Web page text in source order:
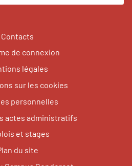
Contacts
de connexion
légales
sur les cookies
personnelles
actes administratifs
et stages
du site